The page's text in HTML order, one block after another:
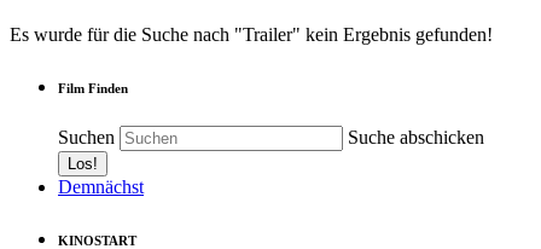
Es wurde für die Suche nach "Trailer" kein Ergebnis gefunden!
Film Finden
Suchen Suche abschicken
Demnächst
KINOSTART